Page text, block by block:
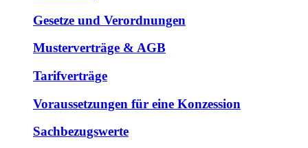
Gesetze und Verordnungen
Musterverträge & AGB
Tarifverträge
Voraussetzungen für eine Konzession
Sachbezugswerte